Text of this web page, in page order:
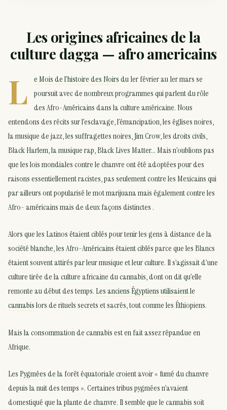
Les origines africaines de la
culture dagga — afro americains
L e Mois de l’histoire des Noirsdu 1er février au 1er mars se
poursuit avec de nombreux programmes qui parlent du rôle
des Afro-Américains dans la culture américaine. Nous
entendons des récits sur l’esclavage, l’émancipation, les églises noires,
la musique de jazz, les suffragettes noires, Jim Crow, les droits civils,
Black Harlem, la musique rap, Black Lives Matter… Mais n’oublions pas
que les lois mondiales contre le chanvre ont été adoptées pour des
raisons essentiellement racistes, pas seulement contre les Mexicains qui
par ailleurs ont popularisé le mot marijuana mais également contre les
Afro- américains mais de deux façons distinctes .
Alors que les Latinos étaient ciblés pour tenir les gens à distance de la
société blanche, les Afro-Américains étaient ciblés parce que les Blancs
étaient souvent attirés par leur musique et leur culture. Il s’agissait d’une
culture tirée de la culture africaine du cannabis, dont on dit qu’elle
remonte au début des temps. Les anciens Égyptiens utilisaient le
cannabislors de rituels secrets et sacrés, tout comme les Éthiopiens.
Mais la consommation de cannabis est en fait assez répandue en
Afrique.
Les Pygméesde la forêt équatoriale croient avoir « fumé du chanvre
depuis la nuit des temps ». Certaines tribus pygmées n’avaient
domestiqué que la plante de chanvre. Il semble que le cannabis soit